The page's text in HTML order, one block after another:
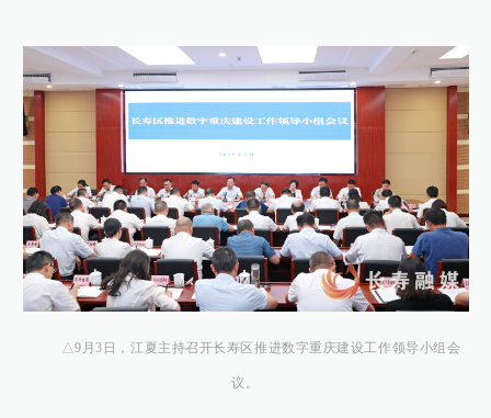
△9月3日，江夏主持召开长寿区推进数字重庆建设工作领导小组会
议。